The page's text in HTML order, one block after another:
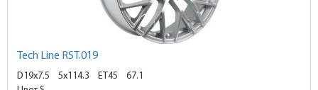
Tech Line RST.019
D19x7.5 5x114.3 ET45
67.1